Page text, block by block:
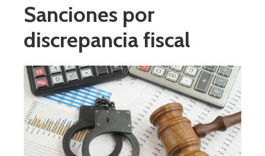
Sanciones por
discrepancia fiscal